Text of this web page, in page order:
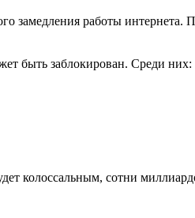
замедления работы
быть заблокирован. Среди них:
колоссальным, сотни